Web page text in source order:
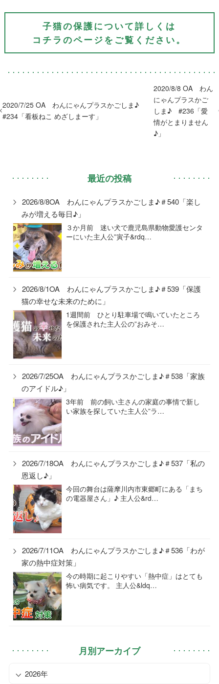
子猫の保護について詳しくは
コチラのページをご覧ください。
2020/7/25 OA わんにゃんプラスかごしま♪
#234「看板ねこ めざしまーす」
2020/8/8 OA わん
にゃんプラスかご
しま♪ #236「愛
情がとまりません
♪」
最近の投稿
2026/8/8OA わんにゃんプラスかごしま♪＃540「楽し
みが増える毎日♪」
３か月前 迷い犬で鹿児島県動物愛護センタ
ーにいた主人公”寅子&rdq…
2026/8/1OA わんにゃんプラスかごしま♪＃539「保護
猫の幸せな未来のために」
1週間前 ひとり駐車場で鳴いていたところ
を保護された主人公の”おみそ…
2026/7/25OA わんにゃんプラスかごしま♪＃538「家族
のアイドル♪」
3年前 前の飼い主さんの家庭の事情で新し
い家族を探していた主人公”ラ…
2026/7/18OA わんにゃんプラスかごしま♪＃537「私の
恩返し♪」
今回の舞台は薩摩川内市東郷町にある「まち
の電器屋さん」♪ 主人公&rd…
2026/7/11OA わんにゃんプラスかごしま♪＃536「わが
家の熱中症対策」
今の時期に起こりやすい「熱中症」はとても
怖い病気です。 主人公&ldq…
月別アーカイブ
2026年